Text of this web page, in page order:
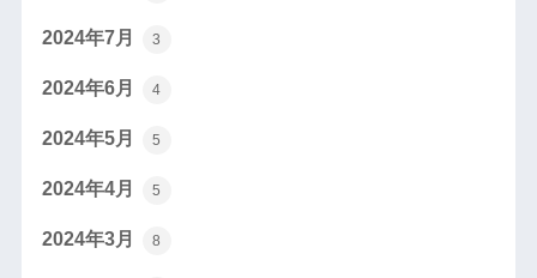
2024年7月 3
2024年6月 4
2024年5月 5
2024年4月 5
2024年3月 8